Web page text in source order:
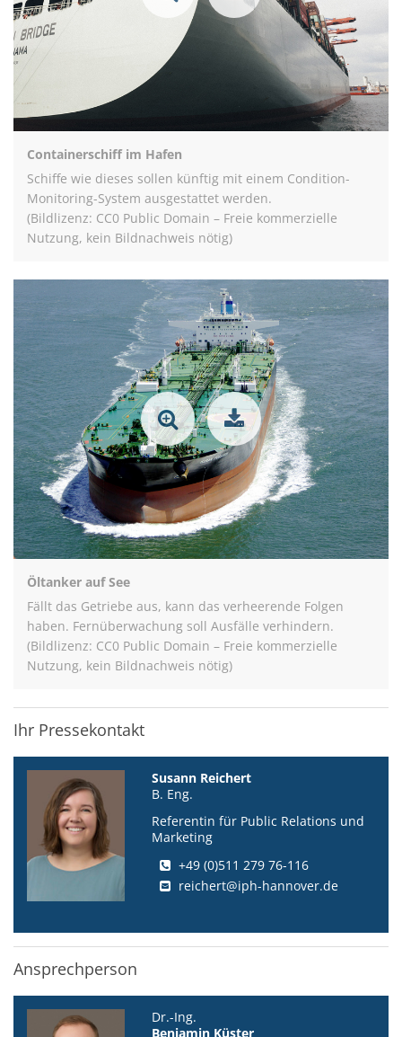
Containerschiff im Hafen
Schiffe wie dieses sollen künftig mit einem Condition-
Monitoring-System ausgestattet werden.
(Bildlizenz: CC0 Public Domain – Freie kommerzielle
Nutzung, kein Bildnachweis nötig)
Öltanker auf See
Fällt das Getriebe aus, kann das verheerende Folgen
haben. Fernüberwachung soll Ausfälle verhindern.
(Bildlizenz: CC0 Public Domain – Freie kommerzielle
Nutzung, kein Bildnachweis nötig)
Ihr Pressekontakt
Susann Reichert
B. Eng.
Referentin für Public Relations und
Marketing
+49 (0)511 279 76-116
reichert@iph-hannover.de
Ansprechperson
Dr.-Ing.
Benjamin Küster